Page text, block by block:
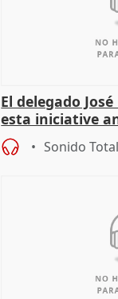
El delegado
esta iniciative
personas sin
Sonido